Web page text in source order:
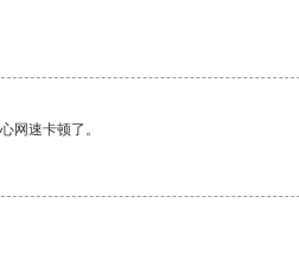
网速卡顿了。